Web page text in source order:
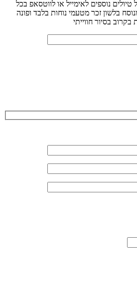
נוספים לאימייל או לווטסאפ בכל
בלשון זכר מטעמי נוחות בלבד ופונה
בסיור חווייתי